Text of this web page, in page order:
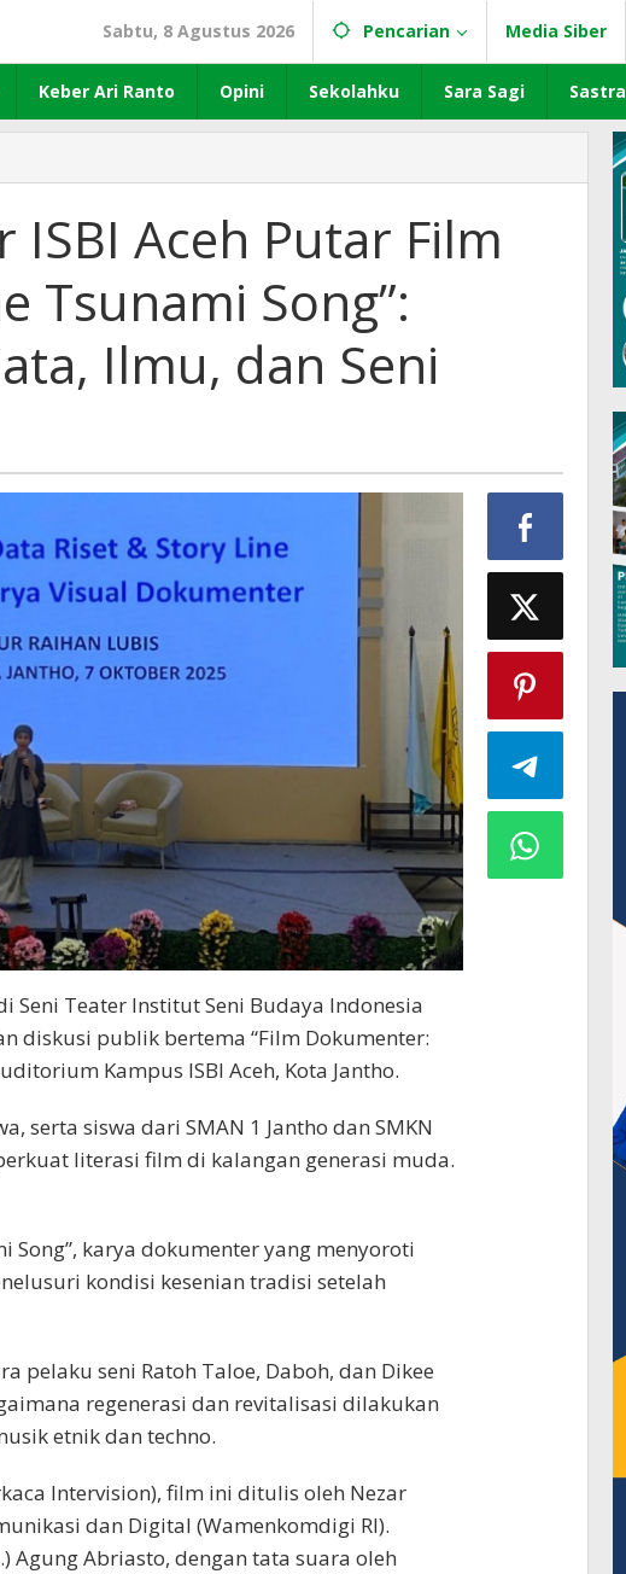
Sabtu, 8 Agustus 2026 Pencarian Media Siber
Keber Ari Ranto Opini Sekolahku Sara Sagi Sastra
ISBI Aceh Putar Film
Tsunami Song”:
Ilmu, dan Seni
Seni Teater Institut Seni Budaya Indonesia
diskusi publik bertema “Film Dokumenter:
Kampus ISBI Aceh, Kota Jantho.
serta siswa dari SMAN 1 Jantho dan SMKN
literasi film di kalangan generasi muda.
karya dokumenter yang menyoroti
kondisi kesenian tradisi setelah
pelaku seni Ratoh Taloe, Daboh, dan Dikee
regenerasi dan revitalisasi dilakukan
etnik dan techno.
Intervision), film ini ditulis oleh Nezar
dan Digital (Wamenkomdigi RI).
Agung Abriasto, dengan tata suara oleh